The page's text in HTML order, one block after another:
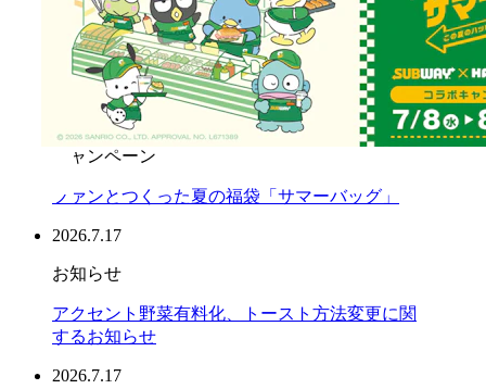
【大好評】サブウェイ×「はぴだんぶい」店頭キ
ャンペーン 『はぴサブサマー！』第2弾開催のお
知らせ 2026年8月5日（水）より オリジナル「フ
レークシール（全4種）」付セットを販売
2026.7.24
キャンペーン
ファンとつくった夏の福袋「サマーバッグ」
2026.7.17
お知らせ
アクセント野菜有料化、トースト方法変更に関
するお知らせ
2026.7.17